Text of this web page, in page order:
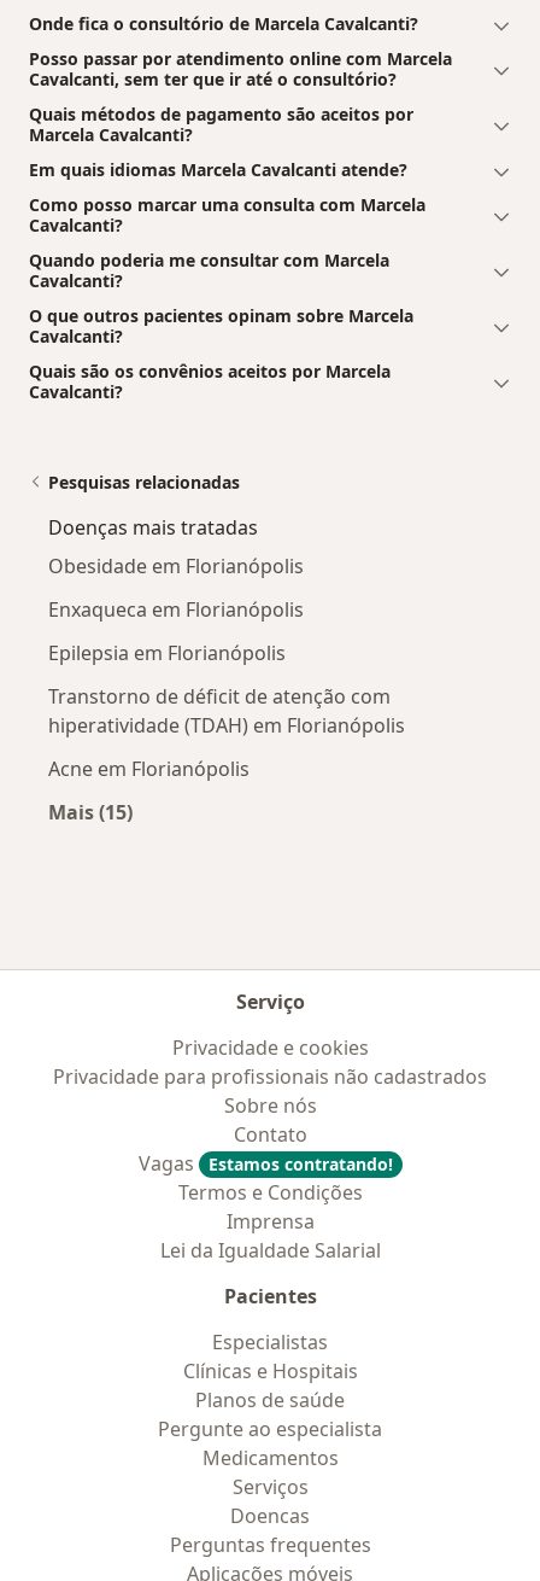
Onde fica o consultório de Marcela Cavalcanti?
Posso passar por atendimento online com Marcela
Cavalcanti, sem ter que ir até o consultório?
Quais métodos de pagamento são aceitos por
Marcela Cavalcanti?
Em quais idiomas Marcela Cavalcanti atende?
Como posso marcar uma consulta com Marcela
Cavalcanti?
Quando poderia me consultar com Marcela
Cavalcanti?
O que outros pacientes opinam sobre Marcela
Cavalcanti?
Quais são os convênios aceitos por Marcela
Cavalcanti?
Pesquisas relacionadas
Doenças mais tratadas
Obesidade em Florianópolis
Enxaqueca em Florianópolis
Epilepsia em Florianópolis
Transtorno de déficit de atenção com
hiperatividade (TDAH) em Florianópolis
Acne em Florianópolis
Mais (15)
Serviço
Privacidade e cookies
Privacidade para profissionais não cadastrados
Sobre nós
Contato
Vagas
Estamos contratando!
Termos e Condições
Imprensa
Lei da Igualdade Salarial
Pacientes
Especialistas
Clínicas e Hospitais
Planos de saúde
Pergunte ao especialista
Medicamentos
Serviços
Doencas
Perguntas frequentes
Aplicações móveis